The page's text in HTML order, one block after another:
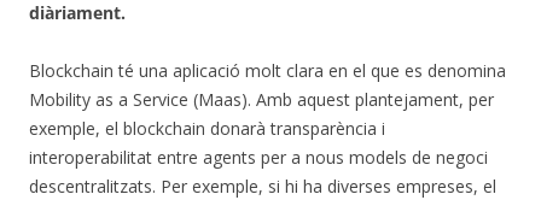
diàriament.
Blockchain té una aplicació molt clara en el que es denomina
Mobility as a Service (Maas). Amb aquest plantejament, per
exemple, el blockchain donarà transparència i
interoperabilitat entre agents per a nous models de negoci
descentralitzats. Per exemple, si hi ha diverses empreses, el